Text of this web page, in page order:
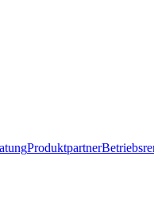
Produktpartner